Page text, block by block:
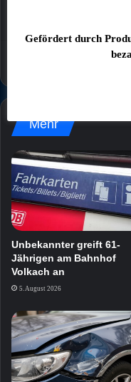
Mehr
Unbekannter greift 61-
Jährigen am Bahnhof
Volkach an
5. August 2026
Gefördert durch